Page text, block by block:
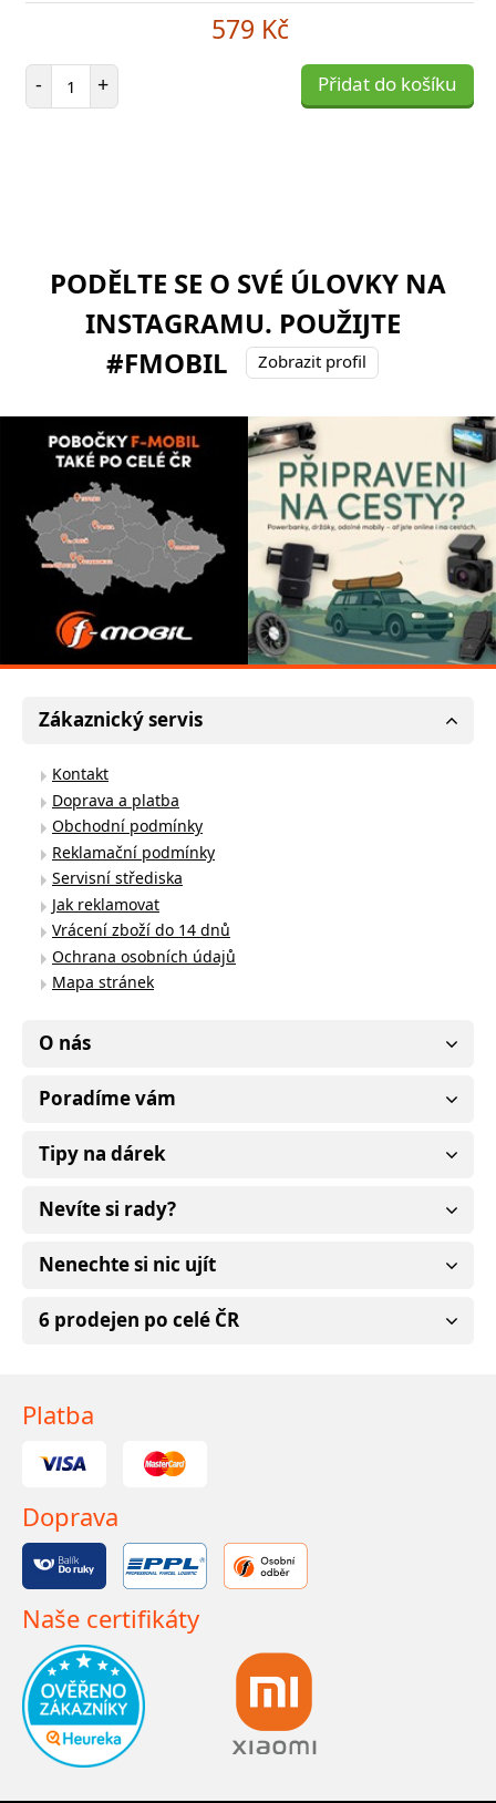
579 Kč
- Počet položek
+ Přidat do košíku
PODĚLTE SE O SVÉ ÚLOVKY NA
INSTAGRAMU. POUŽIJTE
#FMOBIL
Zobrazit profil
Zákaznický servis
Kontakt
Doprava a platba
Obchodní podmínky
Reklamační podmínky
Servisní střediska
Jak reklamovat
Vrácení zboží do 14 dnů
Ochrana osobních údajů
Mapa stránek
O nás
Poradíme vám
Tipy na dárek
Nevíte si rady?
Nenechte si nic ujít
6 prodejen po celé ČR
Platba
Doprava
Naše certifikáty